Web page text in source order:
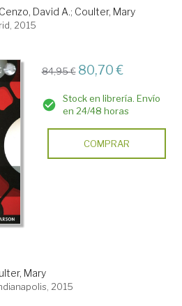
David A.; Coulter, Mary
2015
84,95 € 80,70 €
Stock en librería. Envío
en 24/48 horas
COMPRAR
Mary
2015